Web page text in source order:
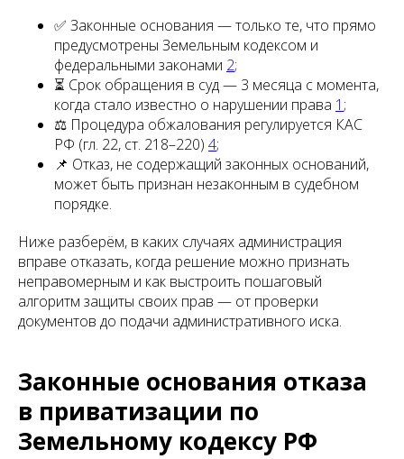
✅ Законные основания — только те, что прямо
предусмотрены Земельным кодексом и
федеральными законами 2;
⏳ Срок обращения в суд — 3 месяца с момента,
когда стало известно о нарушении права 1;
⚖️ Процедура обжалования регулируется КАС
РФ (гл. 22, ст. 218–220) 4;
📌 Отказ, не содержащий законных оснований,
может быть признан незаконным в судебном
порядке.
Ниже разберём, в каких случаях администрация
вправе отказать, когда решение можно признать
неправомерным и как выстроить пошаговый
алгоритм защиты своих прав — от проверки
документов до подачи административного иска.
Законные основания отказа
в приватизации по
Земельному кодексу РФ